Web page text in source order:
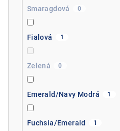
Smaragdová 0
Fialová 1
Zelená 0
Emerald/Navy Modrá 1
Fuchsia/Emerald 1